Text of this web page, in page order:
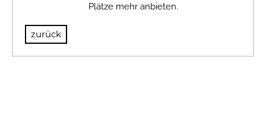
Plätze mehr anbieten.
zurück